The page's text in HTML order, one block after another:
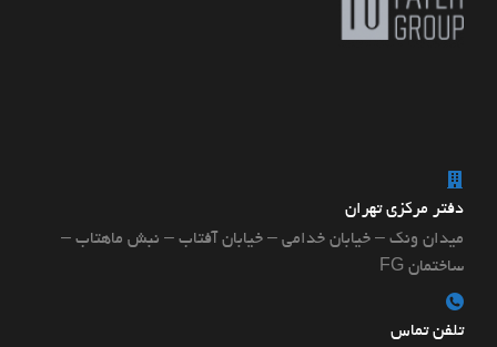
دفتر مرکزی تهران
میدان ونک – خیابان خدامی – خیابان آفتاب – نبش ماهتاب –
ساختمان FG
تلفن تماس